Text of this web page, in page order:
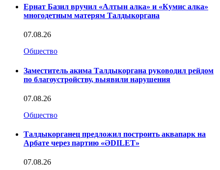
Ернат Базил вручил «Алтын алка» и «Кумис алка»
многодетным матерям Талдыкоргана
07.08.26
Общество
Заместитель акима Талдыкоргана руководил рейдом
по благоустройству, выявили нарушения
07.08.26
Общество
Талдыкорганец предложил построить аквапарк на
Арбате через партию «ӘDILET»
07.08.26